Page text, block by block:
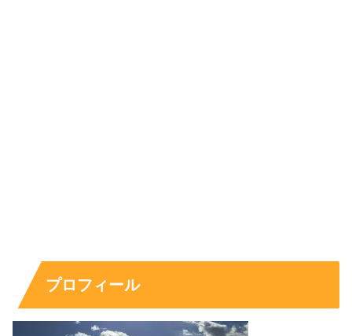
身長などの体格情報は作品での印象にも影響しますし、バ
プロフィール